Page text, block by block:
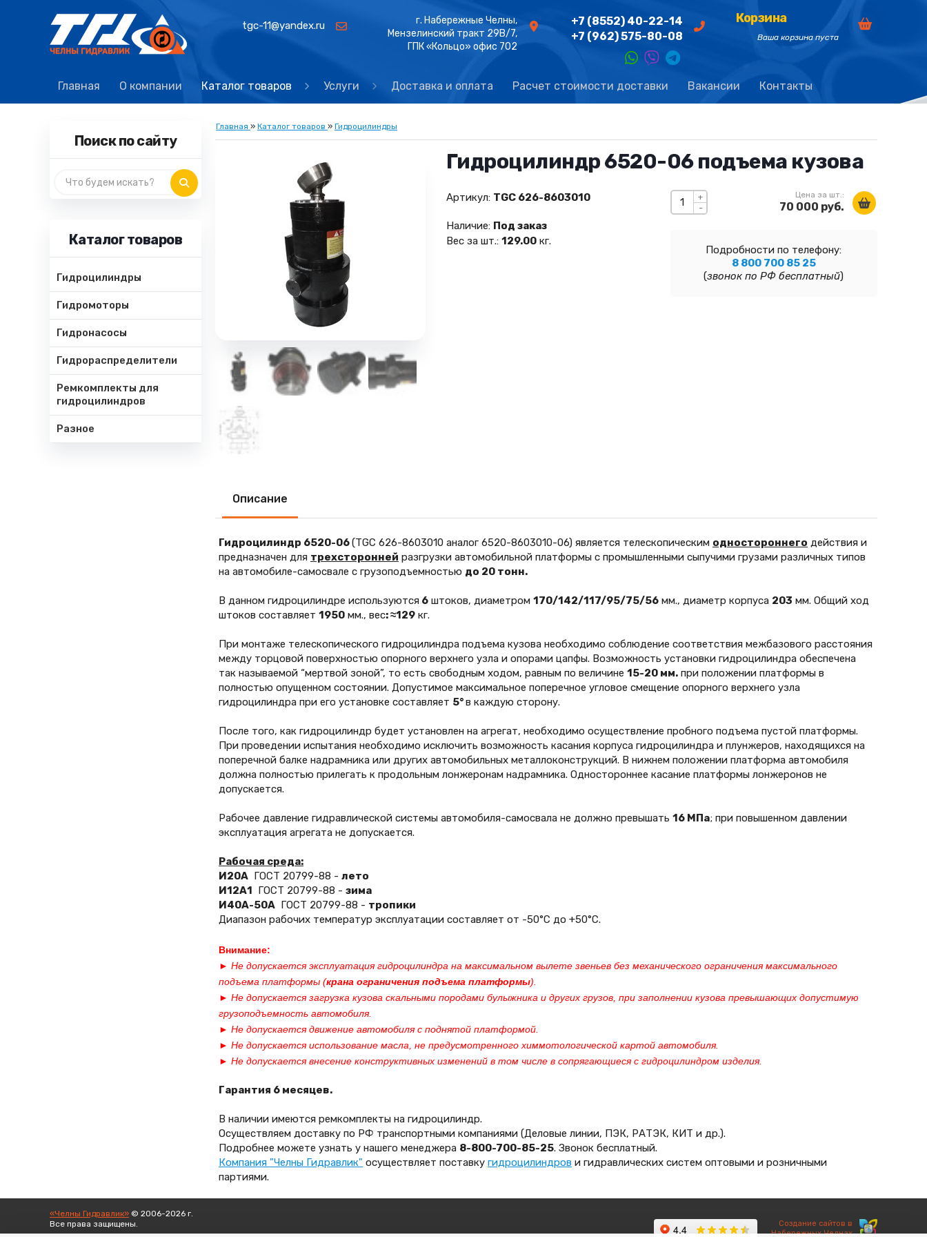
tgc-11@yandex.ru
г. Набережные Челны,
Мензелинский тракт 29В/7,
ГПК «Кольцо» офис 702
+7 (8552) 40-22-14
+7 (962) 575-80-08
Корзина
Ваша корзина пуста
Главная О компании Каталог товаров Услуги Доставка и оплата Расчет стоимости доставки Вакансии Контакты
Поиск по сайту
Каталог товаров
Гидроцилиндры
Гидромоторы
Гидронасосы
Гидрораспределители
Ремкомплекты для
гидроцилиндров
Разное
Главная » Каталог товаров » Гидроцилиндры
Гидроцилиндр 6520-06 подъема кузова
+
-
Цена за шт.:
70 000 руб.
Подробности по телефону:
8 800 700 85 25
(звонок по РФ бесплатный)
Артикул: TGC 626-8603010
Наличие: Под заказ
Вес за шт.: 129.00кг.
Описание
Гидроцилиндр 6520-06(TGC 626-8603010 аналог 6520-8603010-06) является телескопическим одностороннего действия и
предназначен для трехсторонней разгрузки автомобильной платформы с промышленными сыпучими грузами различных типов
на автомобиле-самосвале с грузоподъемностью до 20 тонн.
В данном гидроцилиндре используются 6 штоков, диаметром 170/142/117/95/75/56 мм., диаметр корпуса 203 мм. Общий ход
штоков составляет 1950 мм., вес: ≈129 кг.
При монтаже телескопического гидроцилиндра подъема кузова необходимо соблюдение соответствия межбазового расстояния
между торцовой поверхностью опорного верхнего узла и опорами цапфы. Возможность установки гидроцилиндра обеспечена
так называемой “мертвой зоной”, то есть свободным ходом, равным по величине 15-20 мм. при положении платформы в
полностью опущенном состоянии. Допустимое максимальное поперечное угловое смещение опорного верхнего узла
гидроцилиндра при его установке составляет 5°в каждую сторону.
После того, как гидроцилиндр будет установлен на агрегат, необходимо осуществление пробного подъема пустой платформы.
При проведении испытания необходимо исключить возможность касания корпуса гидроцилиндра и плунжеров, находящихся на
поперечной балке надрамника или других автомобильных металлоконструкций. В нижнем положении платформа автомобиля
должна полностью прилегать к продольным лонжеронам надрамника. Одностороннее касание платформы лонжеронов не
допускается.
Рабочее давление гидравлической системы автомобиля-самосвала не должно превышать 16 МПа; при повышенном давлении
эксплуатация агрегата не допускается.
Рабочая среда:
И20А ГОСТ 20799-88 - лето
И12А1 ГОСТ 20799-88 - зима
И40А-50А ГОСТ 20799-88 - тропики
Диапазон рабочих температур эксплуатации составляет от -50°С до +50°С.
Внимание:
► Не допускается эксплуатация гидроцилиндра на максимальном вылете звеньев без механического ограничения максимального
подъема платформы (крана ограничения подъема платформы).
► Не допускается загрузка кузова скальными породами булыжника и других грузов, при заполнении кузова превышающих допустимую
грузоподъемность автомобиля.
► Не допускается движение автомобиля с поднятой платформой.
► Не допускается использование масла, не предусмотренного химмотологической картой автомобиля.
► Не допускается внесение конструктивных изменений в том числе в сопрягающиеся с гидроцилиндром изделия.
Гарантия 6 месяцев.
В наличии имеются ремкомплекты на гидроцилиндр.
Осуществляем доставку по РФ транспортными компаниями (Деловые линии, ПЭК, РАТЭК, КИТ и др.).
Подробнее можете узнать у нашего менеджера 8-800-700-85-25. Звонок бесплатный.
Компания "Челны Гидравлик" осуществляет поставку гидроцилиндров и гидравлических систем оптовыми и розничными
партиями.
«Челны Гидравлик» © 2006-2026 г.
Все права защищены.
Создание сайтов в
Набережных Челнах